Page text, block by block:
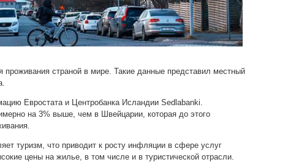
проживания страной в мире. Такие данные представил местный
Евростата и Центробанка Исландии Sedlabanki.
на 3% выше, чем в Швейцарии, которая до этого
туризм, что приводит к росту инфляции в сфере услуг
цены на жилье, в том числе и в туристической отрасли.